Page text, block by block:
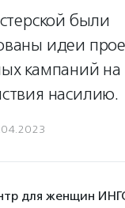
были
идеи
кампаний на
насилию.
для женщин